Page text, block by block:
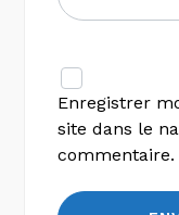
Enregistrer
site dans le
commentaire.